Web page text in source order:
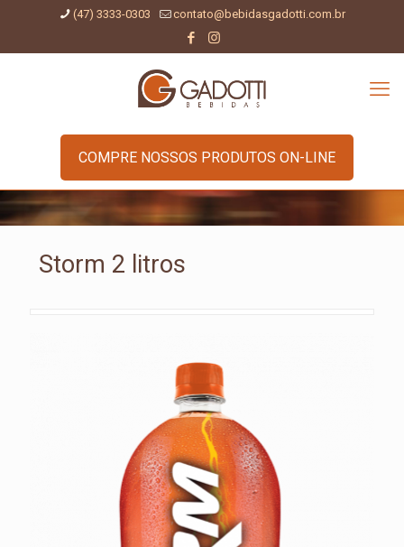
(47) 3333-0303 contato@bebidasgadotti.com.br
COMPRE NOSSOS PRODUTOS ON-LINE
Storm 2 litros